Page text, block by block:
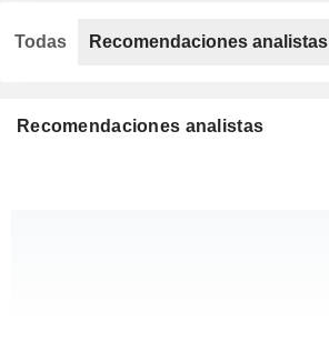
Recomendaciones analistas
Todas Recomendaciones analistas